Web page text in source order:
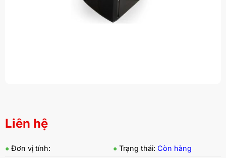
Liên hệ
● Đơn vị tính: ● Trạng thái: Còn hàng